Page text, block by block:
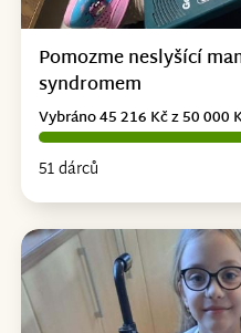
Pomozme neslyšící
syndromem
51 dárců
Vybráno 45 216 Kč z 50 000